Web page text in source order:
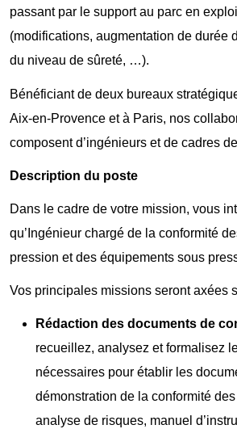
passant par le support au parc en
(modifications, augmentation de durée
du niveau de sûreté, …).
Bénéficiant de deux bureaux
Aix-en-Provence et à Paris, nos
composent d’ingénieurs et de cadres
Description du poste
Dans le cadre de votre mission, vous
qu’Ingénieur chargé de la conformité
pression et des équipements sous
Vos principales missions seront axées
Rédaction des documents de
recueillez, analysez et formalisez
nécessaires pour établir les
démonstration de la conformité
analyse de risques, manuel